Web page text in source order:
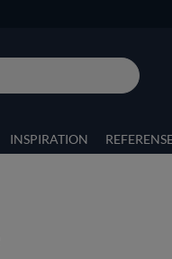
INSPIRATION